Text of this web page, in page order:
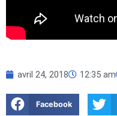
avril 24, 2018 12:35 am
Facebook